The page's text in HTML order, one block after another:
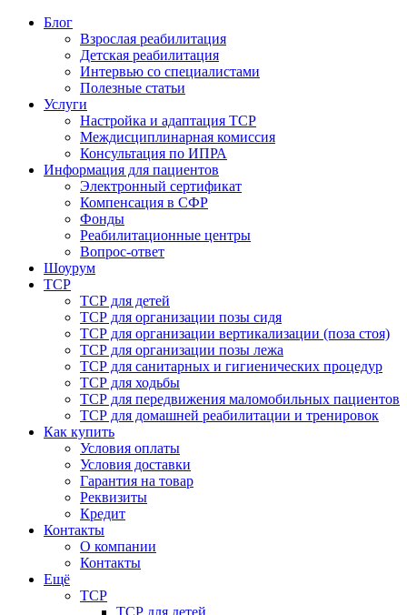
Блог
Взрослая реабилитация
Детская реабилитация
Интервью со специалистами
Полезные статьи
Услуги
Настройка и адаптация ТСР
Междисциплинарная комиссия
Консультация по ИПРА
Информация для пациентов
Электронный сертификат
Компенсация в СФР
Фонды
Реабилитационные центры
Вопрос-ответ
Шоурум
ТСР
ТСР для детей
ТСР для организации позы сидя
ТСР для организации вертикализации (поза стоя)
ТСР для организации позы лежа
ТСР для санитарных и гигиенических процедур
ТСР для ходьбы
ТСР для передвижения маломобильных пациентов
ТСР для домашней реабилитации и тренировок
Как купить
Условия оплаты
Условия доставки
Гарантия на товар
Реквизиты
Кредит
Контакты
О компании
Контакты
Ещё
ТСР
ТСР для детей